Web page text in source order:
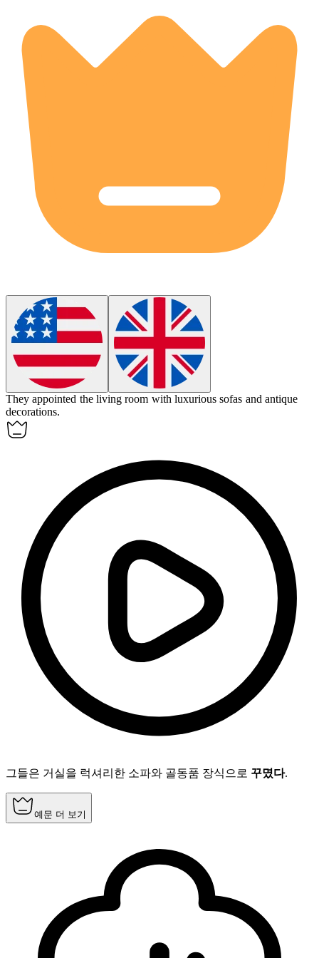
Theyappointed the living room with luxurious sofas and antique
decorations.
그들은 거실을 럭셔리한 소파와 골동품 장식으로 꾸몄다.
예문 더 보기